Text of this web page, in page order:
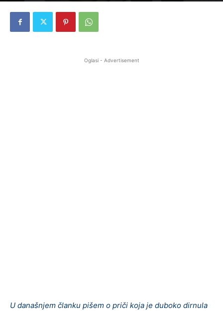
Oglasi - Advertisement
U današnjem članku pišem o priči koja je duboko dirnula